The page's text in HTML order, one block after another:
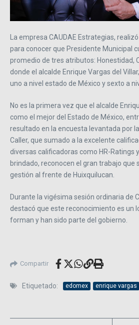
La empresa CAUDAE Estrategias,
para conocer que Presidente Municipal
promedio de tres atributos: Honestidad,
donde el alcalde Enrique Vargas del
uno a nivel estado de México y sexto a
No es la primera vez que el alcalde
como el mejor del Estado de México,
resultado en la encuesta levantada por
Caller, que sumado a la excelente
diversas calificadoras como HR-Ratings
brindado, reconocen el gran trabajo que
gestión al frente de Huixquilucan.
Durante la vigésima sesión ordinaria de
destacó que este reconocimiento es un
forman y han sido parte del gobierno.
Compartir
Etiquetado: edomex enrique vargas